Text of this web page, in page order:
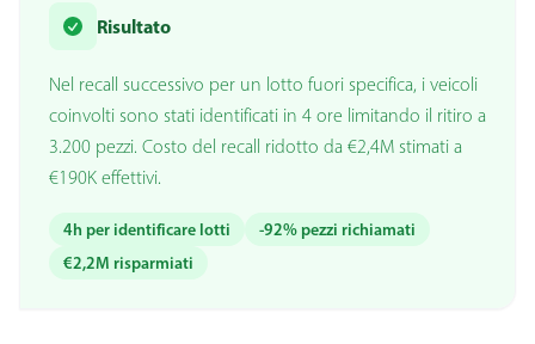
Risultato
Nel recall successivo per un lotto fuori specifica, i veicoli
coinvolti sono stati identificati in 4 ore limitando il ritiro a
3.200 pezzi. Costo del recall ridotto da €2,4M stimati a
€190K effettivi.
4h per identificare lotti
-92% pezzi richiamati
€2,2M risparmiati